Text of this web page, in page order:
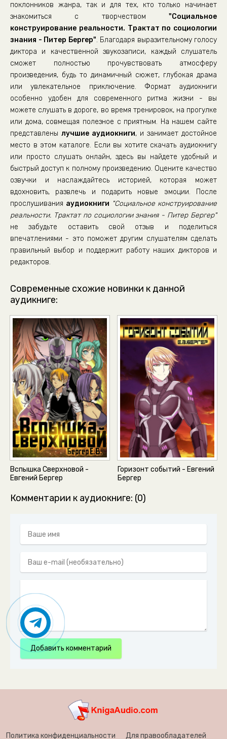
030
031
033
034
035
036
038
039
040
041
043
044
046
047
048
049
050
051
052
053
054
055
056
058
059
061
062
063
065
066
067
068
069
поклонников жанра, так и для тех, кто только начинает
знакомиться с творчеством "Социальное
конструирование реальности. Трактат по социологии
знания - Питер Бергер". Благодаря выразительному голосу
диктора и качественной звукозаписи, каждый слушатель
сможет полностью прочувствовать атмосферу
произведения, будь то динамичный сюжет, глубокая драма
или увлекательное приключение. Формат аудиокниги
особенно удобен для современного ритма жизни - вы
можете слушать в дороге, во время тренировок, на прогулке
или дома, совмещая полезное с приятным. На нашем сайте
представлены лучшие аудиокниги, и занимает достойное
место в этом каталоге. Если вы хотите скачать аудиокнигу
или просто слушать онлайн, здесь вы найдете удобный и
быстрый доступ к полному произведению. Оцените качество
озвучки и наслаждайтесь историей, которая может
вдохновить, развлечь и подарить новые эмоции. После
прослушивания аудиокниги "Социальное конструирование
реальности. Трактат по социологии знания - Питер Бергер"
не забудьте оставить свой отзыв и поделиться
впечатлениями - это поможет другим слушателям сделать
правильный выбор и поддержит работу наших дикторов и
редакторов.
Современные схожие новинки к данной
аудикниге:
Вспышка Сверхновой -
Евгений Бергер
Горизонт событий - Евгений
Бергер
Комментарии к аудиокниге: (0)
Добавить комментарий
Политика конфиденциальности Для правообладателей